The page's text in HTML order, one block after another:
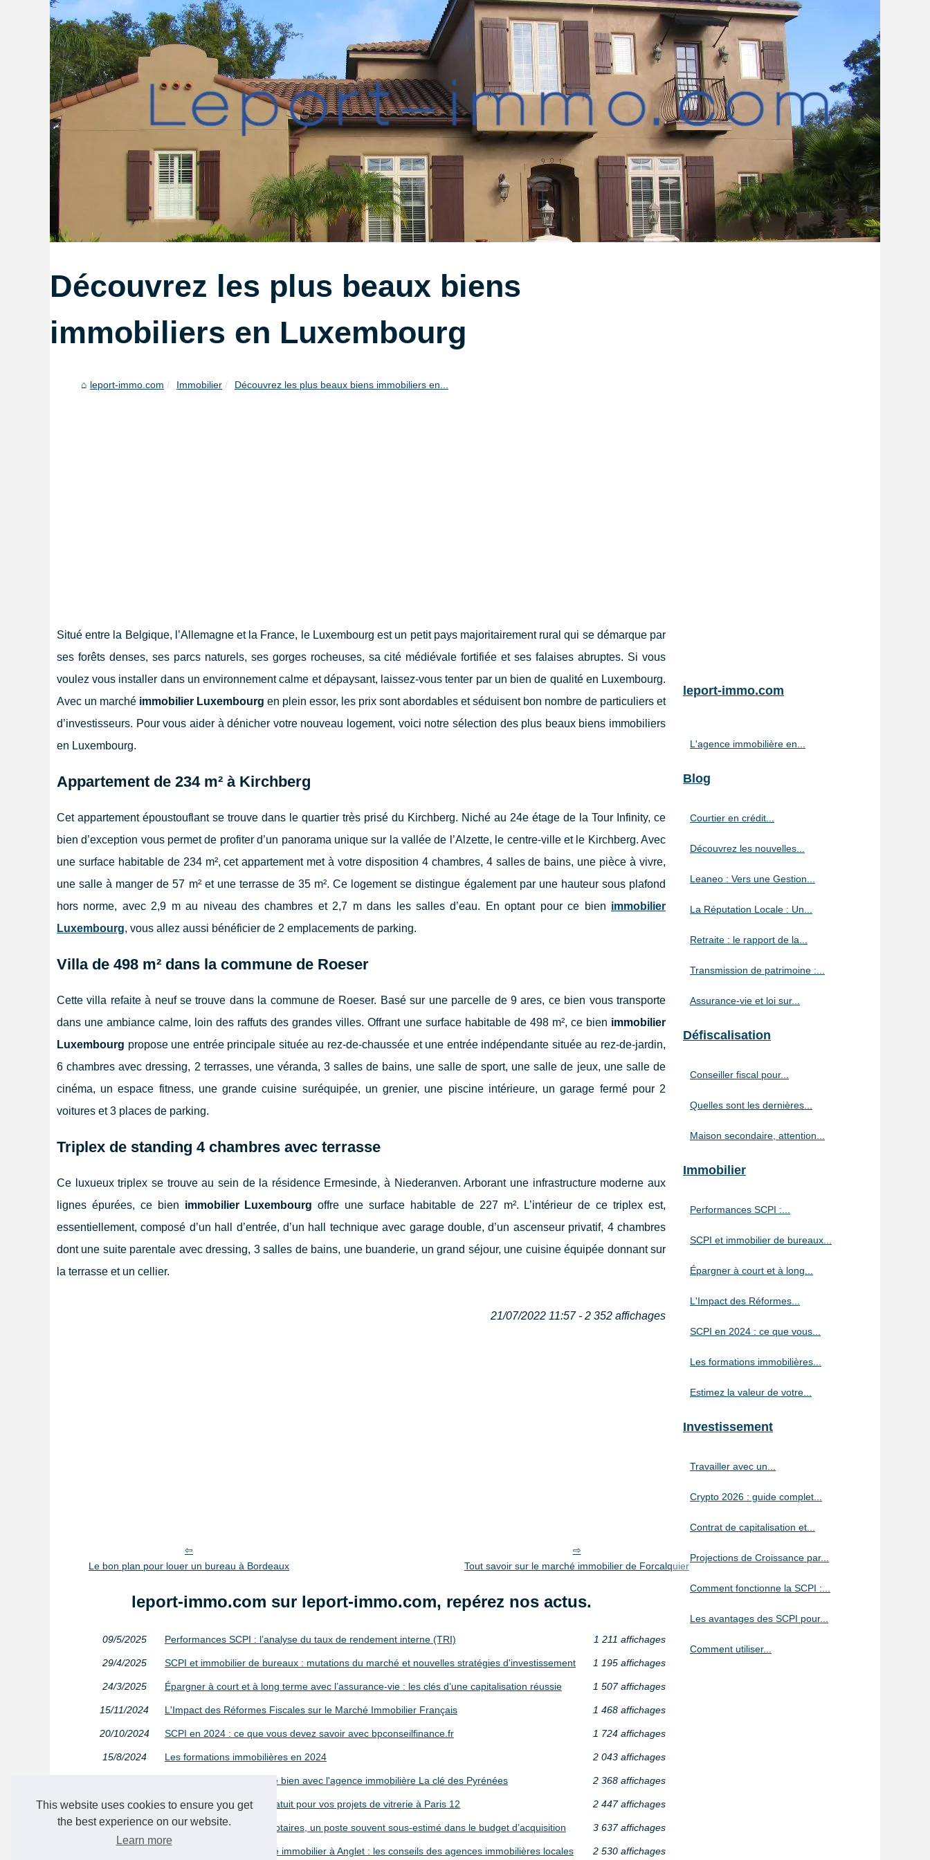
This website uses cookies to ensure you get
the best experience on our website.
Learn more
Découvrez les plus beaux biens
immobiliers en Luxembourg
leport-immo.com Immobilier Découvrez les plus beaux biens immobiliers en...
Situé entre la Belgique, l’Allemagne et la France, le Luxembourg est un petit pays majoritairement rural qui se démarque par
ses forêts denses, ses parcs naturels, ses gorges rocheuses, sa cité médiévale fortifiée et ses falaises abruptes. Si vous
voulez vous installer dans un environnement calme et dépaysant, laissez-vous tenter par un bien de qualité en Luxembourg.
Avec un marché immobilier Luxembourg en plein essor, les prix sont abordables et séduisent bon nombre de particuliers et
d’investisseurs. Pour vous aider à dénicher votre nouveau logement, voici notre sélection des plus beaux biens immobiliers
en Luxembourg.
Appartement de 234 m² à Kirchberg
Cet appartement époustouflant se trouve dans le quartier très prisé du Kirchberg. Niché au 24e étage de la Tour Infinity, ce
bien d’exception vous permet de profiter d’un panorama unique sur la vallée de l’Alzette, le centre-ville et le Kirchberg. Avec
une surface habitable de 234 m², cet appartement met à votre disposition 4 chambres, 4 salles de bains, une pièce à vivre,
une salle à manger de 57 m² et une terrasse de 35 m². Ce logement se distingue également par une hauteur sous plafond
hors norme, avec 2,9 m au niveau des chambres et 2,7 m dans les salles d’eau. En optant pour ce bien immobilier
Luxembourg, vous allez aussi bénéficier de 2 emplacements de parking.
Villa de 498 m² dans la commune de Roeser
Cette villa refaite à neuf se trouve dans la commune de Roeser. Basé sur une parcelle de 9 ares, ce bien vous transporte
dans une ambiance calme, loin des raffuts des grandes villes. Offrant une surface habitable de 498 m², ce bien immobilier
Luxembourg propose une entrée principale située au rez-de-chaussée et une entrée indépendante située au rez-de-jardin,
6 chambres avec dressing, 2 terrasses, une véranda, 3 salles de bains, une salle de sport, une salle de jeux, une salle de
cinéma, un espace fitness, une grande cuisine suréquipée, un grenier, une piscine intérieure, un garage fermé pour 2
voitures et 3 places de parking.
Triplex de standing 4 chambres avec terrasse
Ce luxueux triplex se trouve au sein de la résidence Ermesinde, à Niederanven. Arborant une infrastructure moderne aux
lignes épurées, ce bien immobilier Luxembourg offre une surface habitable de 227 m². L’intérieur de ce triplex est,
essentiellement, composé d’un hall d’entrée, d’un hall technique avec garage double, d’un ascenseur privatif, 4 chambres
dont une suite parentale avec dressing, 3 salles de bains, une buanderie, un grand séjour, une cuisine équipée donnant sur
la terrasse et un cellier.
21/07/2022 11:57 - 2 352 affichages
Le bon plan pour louer un bureau à Bordeaux Tout savoir sur le marché immobilier de Forcalquier
leport-immo.com sur leport-immo.com, repérez nos actus.
09/5/2025 Performances SCPI : l’analyse du taux de rendement interne (TRI) 1 211 affichages
29/4/2025 SCPI et immobilier de bureaux : mutations du marché et nouvelles stratégies d'investissement 1 195 affichages
24/3/2025 Épargner à court et à long terme avec l’assurance-vie : les clés d’une capitalisation réussie 1 507 affichages
15/11/2024 L'Impact des Réformes Fiscales sur le Marché Immobilier Français 1 468 affichages
20/10/2024 SCPI en 2024 : ce que vous devez savoir avec bpconseilfinance.fr 1 724 affichages
15/8/2024 Les formations immobilières en 2024 2 043 affichages
Estimez la valeur de votre bien avec l'agence immobilière La clé des Pyrénées 2 368 affichages
28/11/2023 Demandez votre devis gratuit pour vos projets de vitrerie à Paris 12 2 447 affichages
16/8/2023 Immobilier : les frais de notaires, un poste souvent sous-estimé dans le budget d’acquisition 3 637 affichages
Les tendances du marché immobilier à Anglet : les conseils des agences immobilières locales 2 530 affichages
leport-immo.com
L'agence immobilière en...
Blog
Courtier en crédit...
Découvrez les nouvelles...
Leaneo : Vers une Gestion...
La Réputation Locale : Un...
Retraite : le rapport de la...
Transmission de patrimoine :...
Assurance-vie et loi sur...
Défiscalisation
Conseiller fiscal pour...
Quelles sont les dernières...
Maison secondaire, attention...
Immobilier
Performances SCPI :...
SCPI et immobilier de bureaux...
Épargner à court et à long...
L'Impact des Réformes...
SCPI en 2024 : ce que vous...
Les formations immobilières...
Estimez la valeur de votre...
Investissement
Travailler avec un...
Crypto 2026 : guide complet...
Contrat de capitalisation et...
Projections de Croissance par...
Comment fonctionne la SCPI :...
Les avantages des SCPI pour...
Comment utiliser...